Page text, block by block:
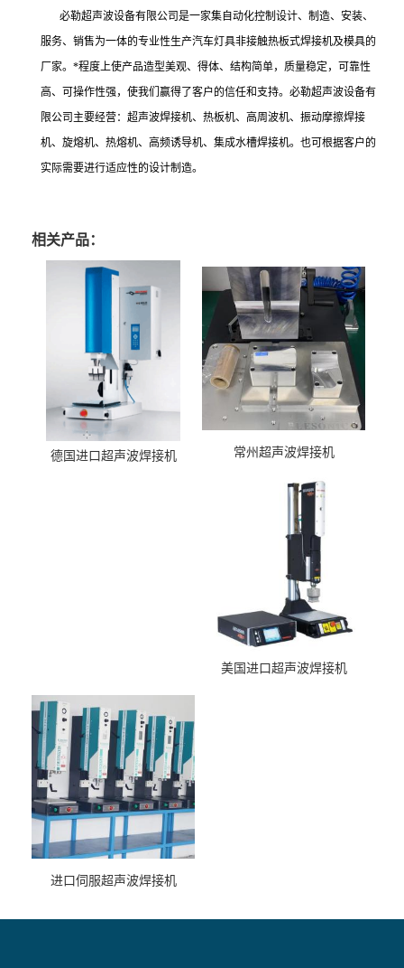
必勒超声波设备有限公司是一家集自动化控制设计、制造、安装、
服务、销售为一体的专业性生产汽车灯具非接触热板式焊接机及模具的
厂家。*程度上使产品造型美观、得体、结构简单，质量稳定，可靠性
高、可操作性强，使我们赢得了客户的信任和支持。必勒超声波设备有
限公司主要经营：超声波焊接机、热板机、高周波机、振动摩擦焊接
机、旋熔机、热熔机、高频诱导机、集成水槽焊接机。也可根据客户的
实际需要进行适应性的设计制造。
相关产品：
德国进口超声波焊接机 常州超声波焊接机
美国进口超声波焊接机
进口伺服超声波焊接机